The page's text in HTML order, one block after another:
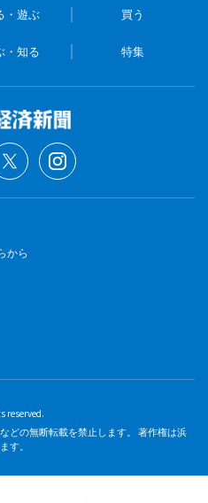
・遊ぶ 買う
・知る 特集
から
reserved.
どの無断転載を禁止します。 著作権は浜
す。